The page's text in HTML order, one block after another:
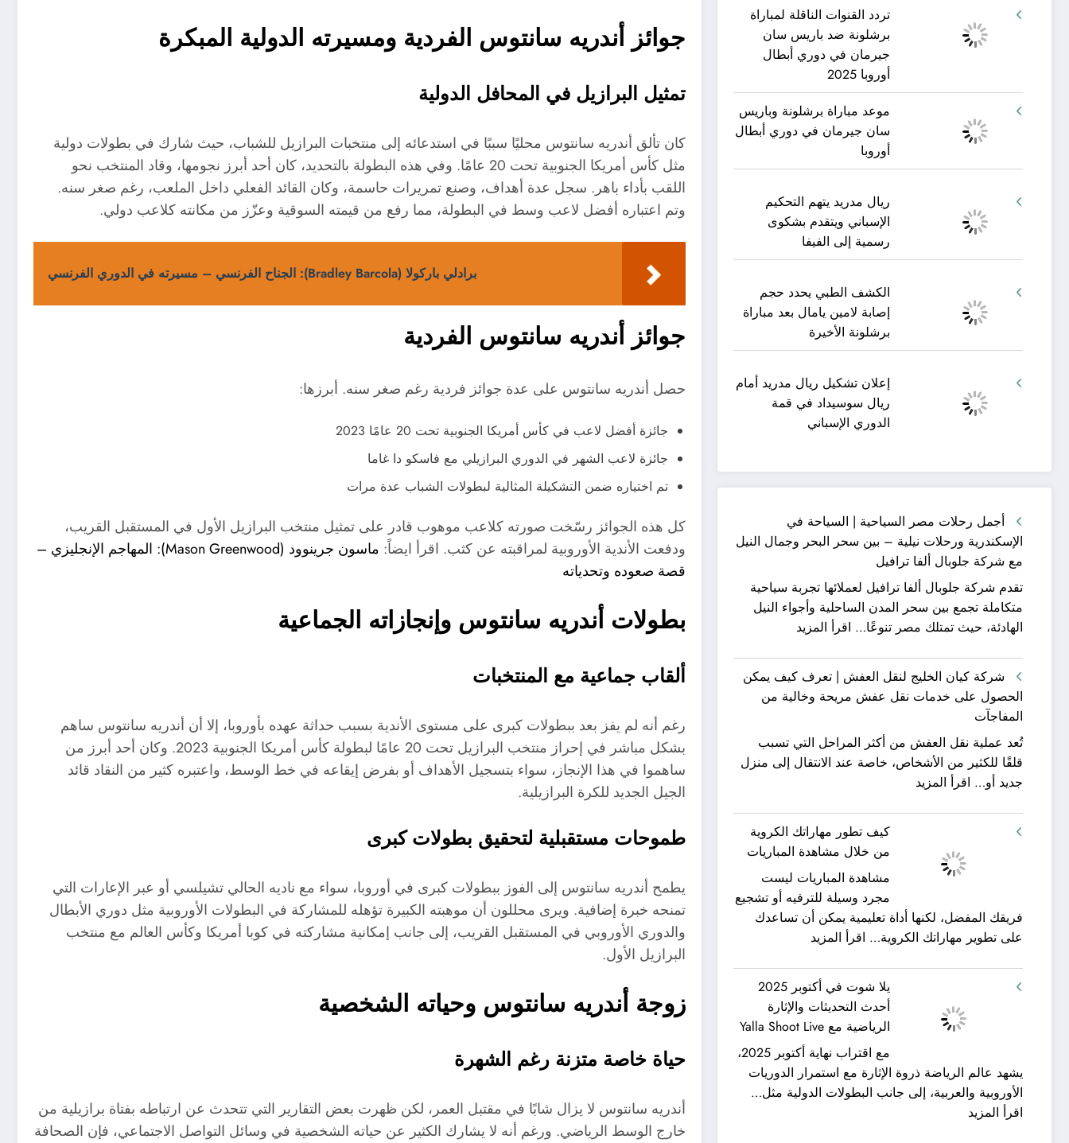
تردد القنوات الناقلة لمباراة
برشلونة ضد باريس سان
جيرمان في دوري أبطال
أوروبا 2025
موعد مباراة برشلونة وباريس
سان جيرمان في دوري أبطال
أوروبا
ريال مدريد يتهم التحكيم
الإسباني ويتقدم بشكوى
رسمية إلى الفيفا
الكشف الطبي يحدد حجم
إصابة لامين يامال بعد مباراة
برشلونة الأخيرة
إعلان تشكيل ريال مدريد أمام
ريال سوسيداد في قمة
الدوري الإسباني
أجمل رحلات مصر السياحية | السياحة في
الإسكندرية ورحلات نيلية – بين سحر البحر وجمال النيل
مع شركة جلوبال ألفا ترافيل
تقدم شركة جلوبال ألفا ترافيل لعملائها تجربة سياحية
متكاملة تجمع بين سحر المدن الساحلية وأجواء النيل
الهادئة، حيث تمتلك مصر تنوعًا… اقرأ المزيد
مصر
السياحية
السياحة
في
نيلية
–
سحر
البحر
وجمال
مع
شركة
جلوبال
ألفا
ترافيل
شركة كيان الخليج لنقل العفش | تعرف كيف يمكن
الحصول على خدمات نقل عفش مريحة وخالية من
المفاجآت
تُعد عملية نقل العفش من أكثر المراحل التي تسبب
قلقًا للكثير من الأشخاص، خاصة عند الانتقال إلى منزل
جديد أو… اقرأ المزيد
الخليج
العفش
تعرف
كيف
الحصول
خدمات
عفش
مريحة
وخالية
كيف تطور مهاراتك الكروية
من خلال مشاهدة المباريات
مشاهدة المباريات ليست
مجرد وسيلة للترفيه أو تشجيع
فريقك المفضل، لكنها أداة تعليمية يمكن أن تساعدك
على تطوير مهاراتك الكروية… اقرأ المزيد
مهاراتك
الكروية
من
خلال
مشاهدة
المباريات
يلا شوت في أكتوبر 2025
أحدث التحديثات والإثارة
الرياضية مع Yalla Shoot Live
مع اقتراب نهاية أكتوبر 2025،
يشهد عالم الرياضة ذروة الإثارة مع استمرار الدوريات
الأوروبية والعربية، إلى جانب البطولات الدولية مثل…
اقرأ المزيد
جوائز أندريه سانتوس الفردية ومسيرته الدولية المبكرة
تمثيل البرازيل في المحافل الدولية
كان تألق أندريه سانتوس محليًا سببًا في استدعائه إلى منتخبات البرازيل للشباب، حيث شارك في بطولات دولية
مثل كأس أمريكا الجنوبية تحت 20 عامًا. وفي هذه البطولة بالتحديد، كان أحد أبرز نجومها، وقاد المنتخب نحو
اللقب بأداء باهر. سجل عدة أهداف، وصنع تمريرات حاسمة، وكان القائد الفعلي داخل الملعب، رغم صغر سنه.
وتم اعتباره أفضل لاعب وسط في البطولة، مما رفع من قيمته السوقية وعزّز من مكانته كلاعب دولي.
برادلي باركولا (Bradley Barcola): الجناح الفرنسي – مسيرته في الدوري الفرنسي
جوائز أندريه سانتوس الفردية
حصل أندريه سانتوس على عدة جوائز فردية رغم صغر سنه. أبرزها:
جائزة أفضل لاعب في كأس أمريكا الجنوبية تحت 20 عامًا 2023
جائزة لاعب الشهر في الدوري البرازيلي مع فاسكو دا غاما
تم اختياره ضمن التشكيلة المثالية لبطولات الشباب عدة مرات
كل هذه الجوائز رسّخت صورته كلاعب موهوب قادر على تمثيل منتخب البرازيل الأول في المستقبل القريب،
ودفعت الأندية الأوروبية لمراقبته عن كثب. اقرأ ايضاً:
ماسون جرينوود (Mason Greenwood): المهاجم الإنجليزي –
قصة صعوده وتحدياته
بطولات أندريه سانتوس وإنجازاته الجماعية
ألقاب جماعية مع المنتخبات
رغم أنه لم يفز بعد ببطولات كبرى على مستوى الأندية بسبب حداثة عهده بأوروبا، إلا أن أندريه سانتوس ساهم
بشكل مباشر في إحراز منتخب البرازيل تحت 20 عامًا لبطولة كأس أمريكا الجنوبية 2023. وكان أحد أبرز من
ساهموا في هذا الإنجاز، سواء بتسجيل الأهداف أو بفرض إيقاعه في خط الوسط، واعتبره كثير من النقاد قائد
الجيل الجديد للكرة البرازيلية.
طموحات مستقبلية لتحقيق بطولات كبرى
يطمح أندريه سانتوس إلى الفوز ببطولات كبرى في أوروبا، سواء مع ناديه الحالي تشيلسي أو عبر الإعارات التي
تمنحه خبرة إضافية. ويرى محللون أن موهبته الكبيرة تؤهله للمشاركة في البطولات الأوروبية مثل دوري الأبطال
والدوري الأوروبي في المستقبل القريب، إلى جانب إمكانية مشاركته في كوبا أمريكا وكأس العالم مع منتخب
البرازيل الأول.
زوجة أندريه سانتوس وحياته الشخصية
حياة خاصة متزنة رغم الشهرة
أندريه سانتوس لا يزال شابًا في مقتبل العمر، لكن ظهرت بعض التقارير التي تتحدث عن ارتباطه بفتاة برازيلية من
خارج الوسط الرياضي. ورغم أنه لا يشارك الكثير عن حياته الشخصية في وسائل التواصل الاجتماعي، فإن الصحافة